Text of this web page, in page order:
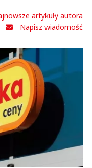
artykuły autora
Napisz wiadomość